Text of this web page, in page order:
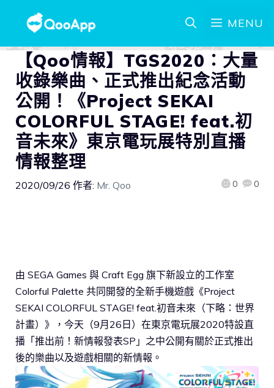
MENU
【Qoo情報】TGS2020：大量
收錄樂曲、正式推出紀念活動
公開！《Project SEKAI
COLORFUL STAGE! feat.初
音未來》東京電玩展特別直播
情報整理
2020/09/26 作者: Mr. Qoo 0 0
由 SEGA Games 與 Craft Egg 旗下新設立的工作室
Colorful Palette 共同開發的全新手機遊戲《Project
SEKAI COLORFUL STAGE! feat.初音未來（下略：世界
計畫）》，今天（9月26日）在東京電玩展2020特設直
播「推出前！新情報發表SP」之中公開有關於正式推出
後的樂曲以及遊戲相關的新情報。